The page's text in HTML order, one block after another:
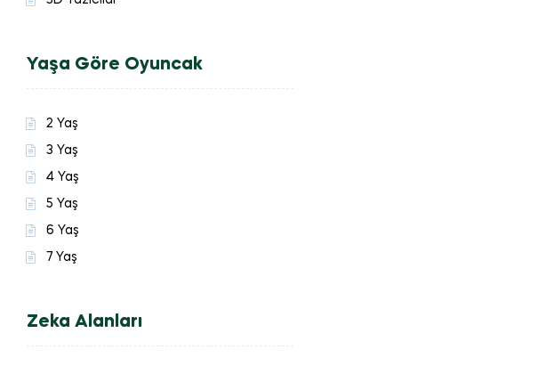
Yaşa Göre Oyuncak
2 Yaş
3 Yaş
4 Yaş
5 Yaş
6 Yaş
7 Yaş
Zeka Alanları